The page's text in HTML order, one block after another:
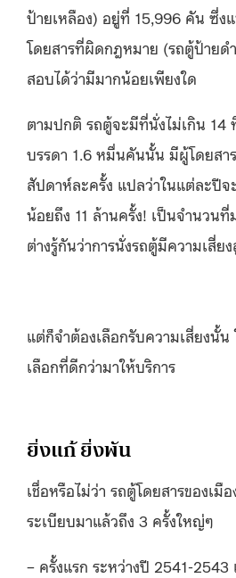
ป้ายเหลือง) อยู่ที่ 15,996 คัน ซึ่ง
โดยสารที่ผิดกฎหมาย (รถตู้ป้ายด
สอบได้ว่ามีมากน้อยเพียงใด
ตามปกติ รถตู้จะมีที่นั่งไม่เกิน 14
บรรดา 1.6 หมื่นคันนั้น มีผู้โดยสา
สัปดาห์ละครั้ง แปลว่าในแต่ละปีจ
น้อยถึง 11 ล้านครั้ง! เป็นจำนวน
ต่างรู้กันว่าการนั่งรถตู้มีความเสี่ยง
แต่ก็จำต้องเลือกรับความเสี่ยงนั้
เลือกที่ดีกว่ามาให้บริการ
ยิ่งแก้ ยิ่งพัน
เชื่อหรือไม่ว่า รถตู้โดยสารของเมื
ระเบียบมาแล้วถึง 3 ครั้งใหญ่ๆ
– ครั้งแรก ระหว่างปี 2541-2543